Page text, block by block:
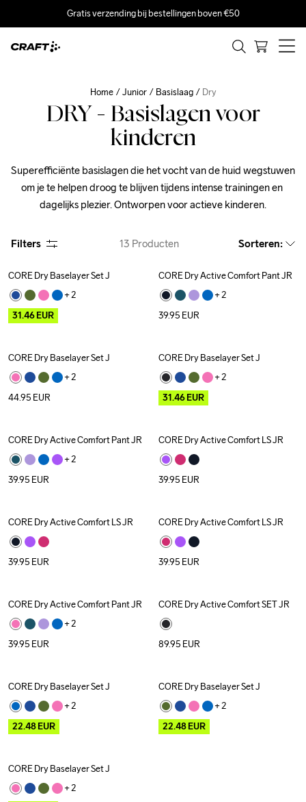
Gratis verzending bij bestellingen boven €50
Home Junior Basislaag Dry
DRY - Basislagen voor
kinderen
Superefficiënte basislagen die het vocht van de huid wegstuwen
om je te helpen droog te blijven tijdens intense trainingen en
dagelijks plezier. Ontworpen voor actieve kinderen.
Filters 13 Producten Sorteren:
Outlet
CORE Dry Baselayer Set J
+ 2
31.46EUR
CORE Dry Active Comfort Pant JR
+ 2
39.95 EUR
CORE Dry Baselayer Set J
+ 2
44.95 EUR
Outlet
CORE Dry Baselayer Set J
+ 2
31.46EUR
CORE Dry Active Comfort Pant JR
+ 2
39.95 EUR
CORE Dry Active Comfort LS JR
39.95 EUR
CORE Dry Active Comfort LS JR
39.95 EUR
CORE Dry Active Comfort LS JR
39.95 EUR
CORE Dry Active Comfort Pant JR
+ 2
39.95 EUR
CORE Dry Active Comfort SET JR
89.95 EUR
Outlet
CORE Dry Baselayer Set J
+ 2
22.48EUR
Outlet
CORE Dry Baselayer Set J
+ 2
22.48EUR
Outlet
CORE Dry Baselayer Set J
+ 2